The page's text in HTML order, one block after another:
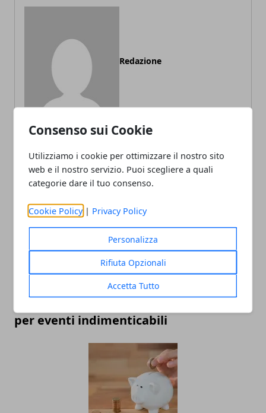
Consenso sui Cookie
Utilizziamo i cookie per ottimizzare il nostro sito
web e il nostro servizio. Puoi scegliere a quali
categorie dare il tuo consenso.
Cookie Policy | Privacy Policy
Personalizza
Rifiuta Opzionali
Accetta Tutto
Redazione
ARTICOLI CORRELATI
per eventi indimenticabili